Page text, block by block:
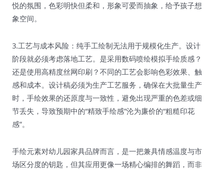
悦的氛围，色彩明快但柔和，形象可爱而抽象，给予孩子想
象空间。
3.工艺与成本风险：纯手工绘制无法用于规模化生产。设计
阶段就必须考虑落地工艺。是采用数码喷绘模拟手绘质感？
还是使用高精度丝网印刷？不同的工艺会影响色彩效果、触
感和成本。设计稿必须为生产工艺服务，确保在大批量生产
时，手绘效果的还原度与一致性，避免出现严重的色差或细
节丢失，导致预期中的“精致手绘感”沦为廉价的“粗糙印花
感”。
手绘元素对幼儿园家具品牌而言，是一把兼具情感温度与市
场区分度的钥匙，但其应用更像一场精心编排的舞蹈，而非